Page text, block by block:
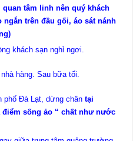
tâm linh nên quý khách
trên đầu gối, áo sát nánh
khách sạn nghỉ ngơi.
hàng. Sau bữa tối.
phố Đà Lạt, dừng chântại
sống ảo “ chất như nước